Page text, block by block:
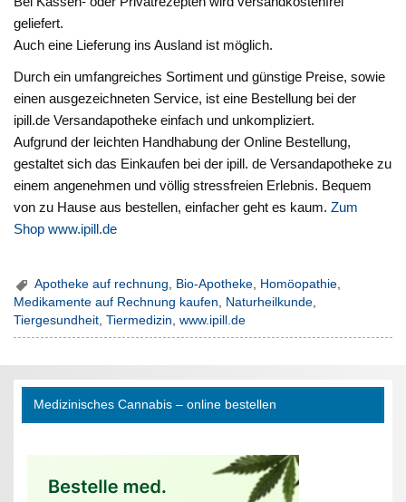
geliefert.
Auch eine Lieferung ins Ausland ist möglich.
Durch ein umfangreiches Sortiment und günstige Preise, sowie
einen ausgezeichneten Service, ist eine Bestellung bei der
ipill.de Versandapotheke einfach und unkompliziert.
Aufgrund der leichten Handhabung der Online Bestellung,
gestaltet sich das Einkaufen bei der ipill. de Versandapotheke zu
einem angenehmen und völlig stressfreien Erlebnis. Bequem
von zu Hause aus bestellen, einfacher geht es kaum.Zum
Shop www.ipill.de
Apotheke auf rechnung, Bio-Apotheke, Homöopathie,
Medikamente auf Rechnung kaufen, Naturheilkunde,
Tiergesundheit,Tiermedizin,www.ipill.de
Medizinisches Cannabis – online bestellen